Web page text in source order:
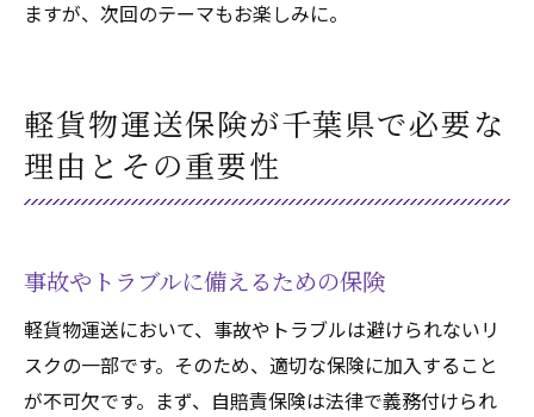
ますが、次回のテーマもお楽しみに。
軽貨物運送保険が千葉県で必要な
理由とその重要性
事故やトラブルに備えるための保険
軽貨物運送において、事故やトラブルは避けられないリ
スクの一部です。そのため、適切な保険に加入すること
が不可欠です。まず、自賠責保険は法律で義務付けられ